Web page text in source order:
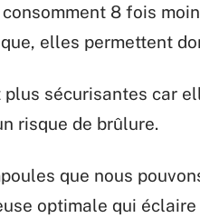
8 fois
elles permettent
sécurisantes car
risque de brûlure.
que nous
optimale qui